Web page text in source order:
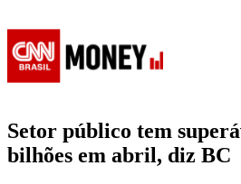
Setor público tem
bilhões em abril, diz BC